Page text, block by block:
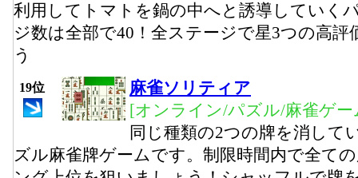
利用してトマトを鍋の中へと誘導していく
ジ数は全部で40！全ステージで星3つの高
う
19位
麻雀ソリティア
[オンライン/パズル/麻雀ゲー
同じ種類の2つの牌を消して
ズル麻雀牌ゲームです。制限時間内で全て